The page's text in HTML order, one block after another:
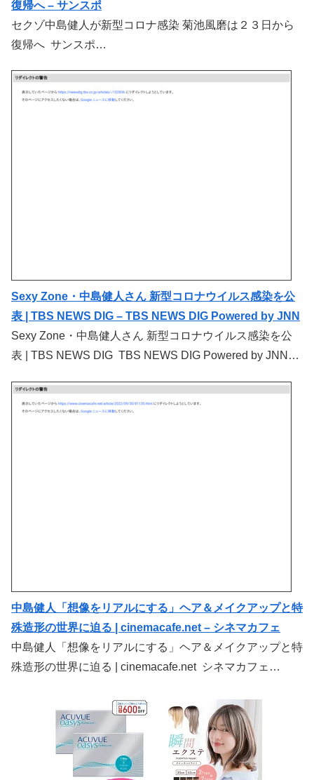
復帰へ – サンスポ
セクゾ中島健人が新型コロナ感染 菊池風磨は２３日から
復帰へ サンスポ…
Sexy Zone・中島健人さん 新型コロナウイルス感染を公
表 | TBS NEWS DIG – TBS NEWS DIG Powered by JNN
Sexy Zone・中島健人さん 新型コロナウイルス感染を公
表 | TBS NEWS DIG TBS NEWS DIG Powered by JNN…
中島健人「想像をリアルにする」ヘア＆メイクアップと特
殊造形の世界に迫る | cinemacafe.net – シネマカフェ
中島健人「想像をリアルにする」ヘア＆メイクアップと特
殊造形の世界に迫る | cinemacafe.net シネマカフェ…